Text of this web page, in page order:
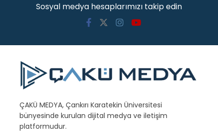
Sosyal medya hesaplarımızı takip edin
ÇAKÜ MEDYA, Çankırı Karatekin Üniversitesi
bünyesinde kurulan dijital medya ve iletişim
platformudur.